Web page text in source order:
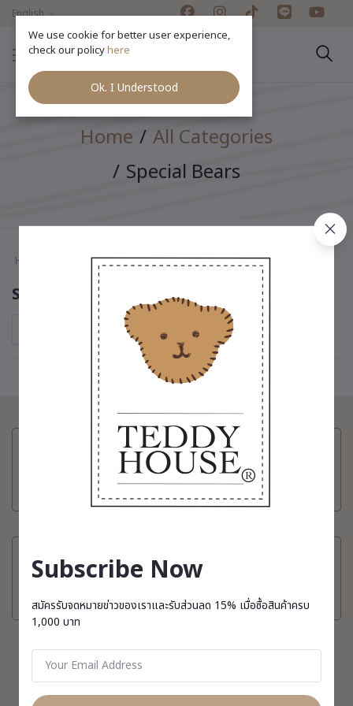
English
Home
All Categories
Special Bears
Home All categories "Special Bears"
Special Bears
Terms & conditions Return Policy
Payment Policy Privacy Policy
We use cookie for better user experience,
check our policyhere
Ok. I Understood
Subscribe Now
สมัครรับจดหมายข่าวของเราและรับส่วนลด 15% เมื่อซื้อสินค้าครบ
1,000 บาท